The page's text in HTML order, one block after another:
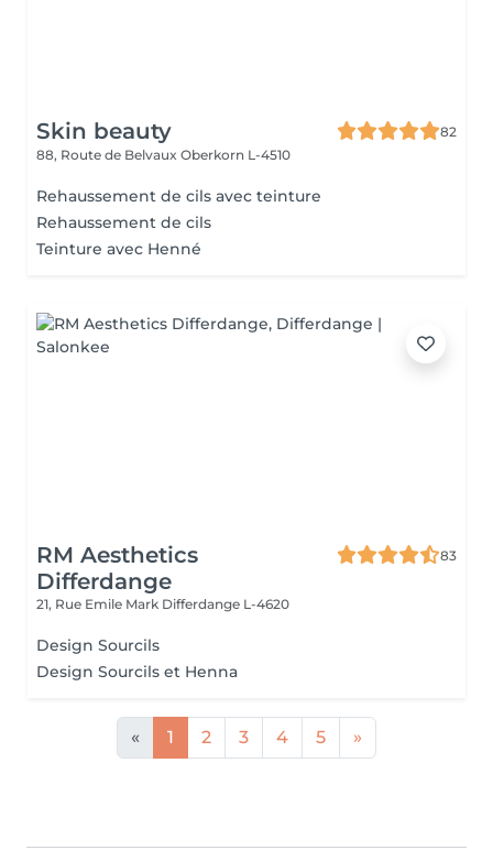
Skin beauty
82
88, Route de Belvaux Oberkorn L-4510
Rehaussement de cils avec teinture
Rehaussement de cils
Teinture avec Henné
RM Aesthetics
Differdange
83
21, Rue Emile Mark Differdange L-4620
Design Sourcils
Design Sourcils et Henna
« 1 2 3 4 5 »